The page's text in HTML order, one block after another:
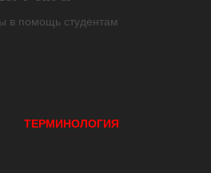
в помощь студентам
ТЕРМИНОЛОГИЯ